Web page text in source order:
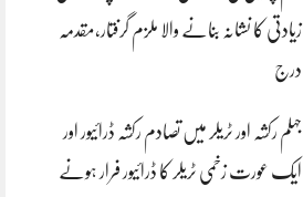
زیادتی کا نشانہ بنانے والا ملزم گرفتار،مقدمہ
درج
جہلم رکشہ اور ٹریلر میں تصادم رکشہ ڈرائیور اور
ایک عورت زخمی ٹریلر کا ڈرائیور فرار ہونے